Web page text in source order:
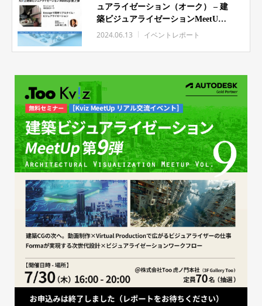
ュアライゼーション（オーク） – 建
築ビジュアライゼーションMeetUp
第七弾 イベントレポート
2024.06.13 イベントレポート